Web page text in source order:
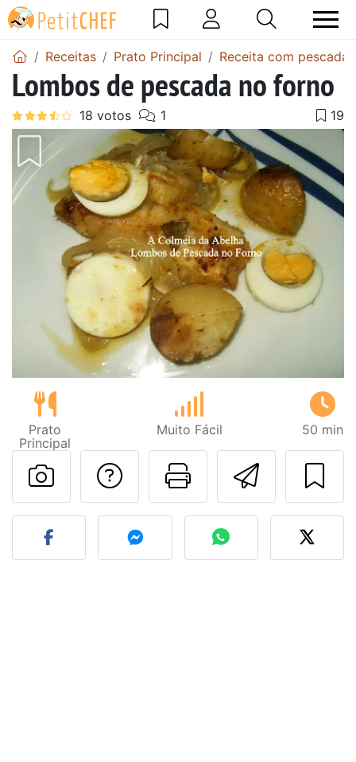
Receitas Prato Principal Receita com pescada
Lombos de pescada no forno
Prato
Principal
Muito Fácil 50 min
Imprima
Falar com o autor
Fez esta receita?